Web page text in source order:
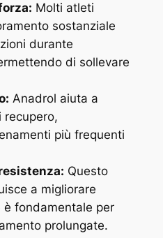
Molti atleti
sostanziale
durante
di sollevare
Anadrol aiuta a
recupero,
più frequenti
Questo
a migliorare
è fondamentale per
prolungate.